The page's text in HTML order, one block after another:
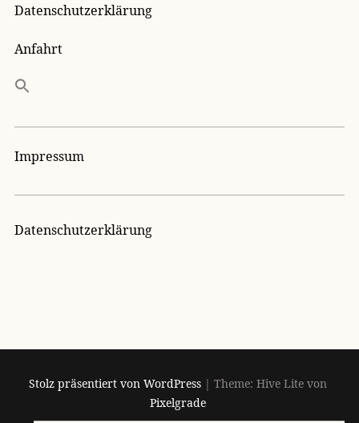
Datenschutzerklärung
Anfahrt
Impressum
Datenschutzerklärung
Stolz präsentiert von WordPress | Theme: Hive Lite von
Pixelgrade